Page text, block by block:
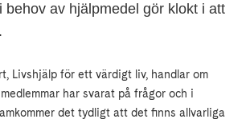
behov av hjälpmedel gör klokt i att
Livshjälp för ett värdigt liv, handlar om
har svarat på frågor och i
det tydligt att det finns allvarliga